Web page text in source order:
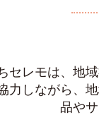
セレモは、地
力しながら、
品や